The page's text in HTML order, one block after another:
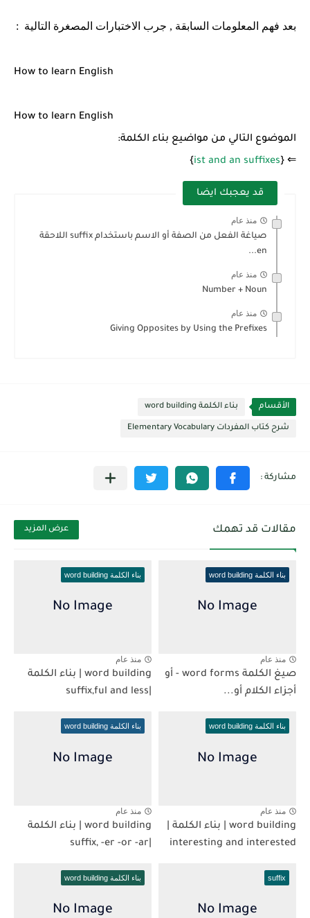
بعد فهم المعلومات السابقة , جرب الاختبارات المصغرة التالية :
How to learn English
How to learn English
الموضوع التالي من مواضيع بناء الكلمة:
⇐ {
ist and an suffixes
}
قد يعجبك ايضا
منذ عام
صياغة الفعل من الصفة أو الاسم باستخدام suffix اللاحقة
en...
منذ عام
Number + Noun
منذ عام
Giving Opposites by Using the Prefixes
الأقسام بناء الكلمة word building
شرح كتاب المفردات Elementary Vocabulary
مقالات قد تهمك عرض المزيد
بناء الكلمة word building
منذ عام
صيغ الكلمة word forms - أو
أجزاء الكلام أو...
بناء الكلمة word building
منذ عام
word building | بناء الكلمة
بناء الكلمة word building
منذ عام
word building | بناء الكلمة |
interesting and interested
بناء الكلمة word building
منذ عام
word building | بناء الكلمة
suffix بناء الكلمة word building